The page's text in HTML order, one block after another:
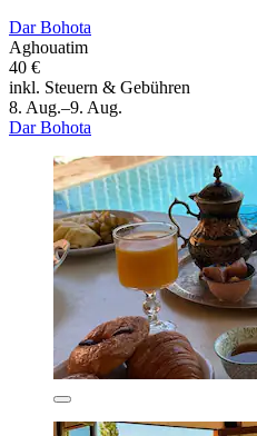
Dar Bohota
Aghouatim
40 €
inkl. Steuern & Gebühren
8. Aug.–9. Aug.
Dar Bohota